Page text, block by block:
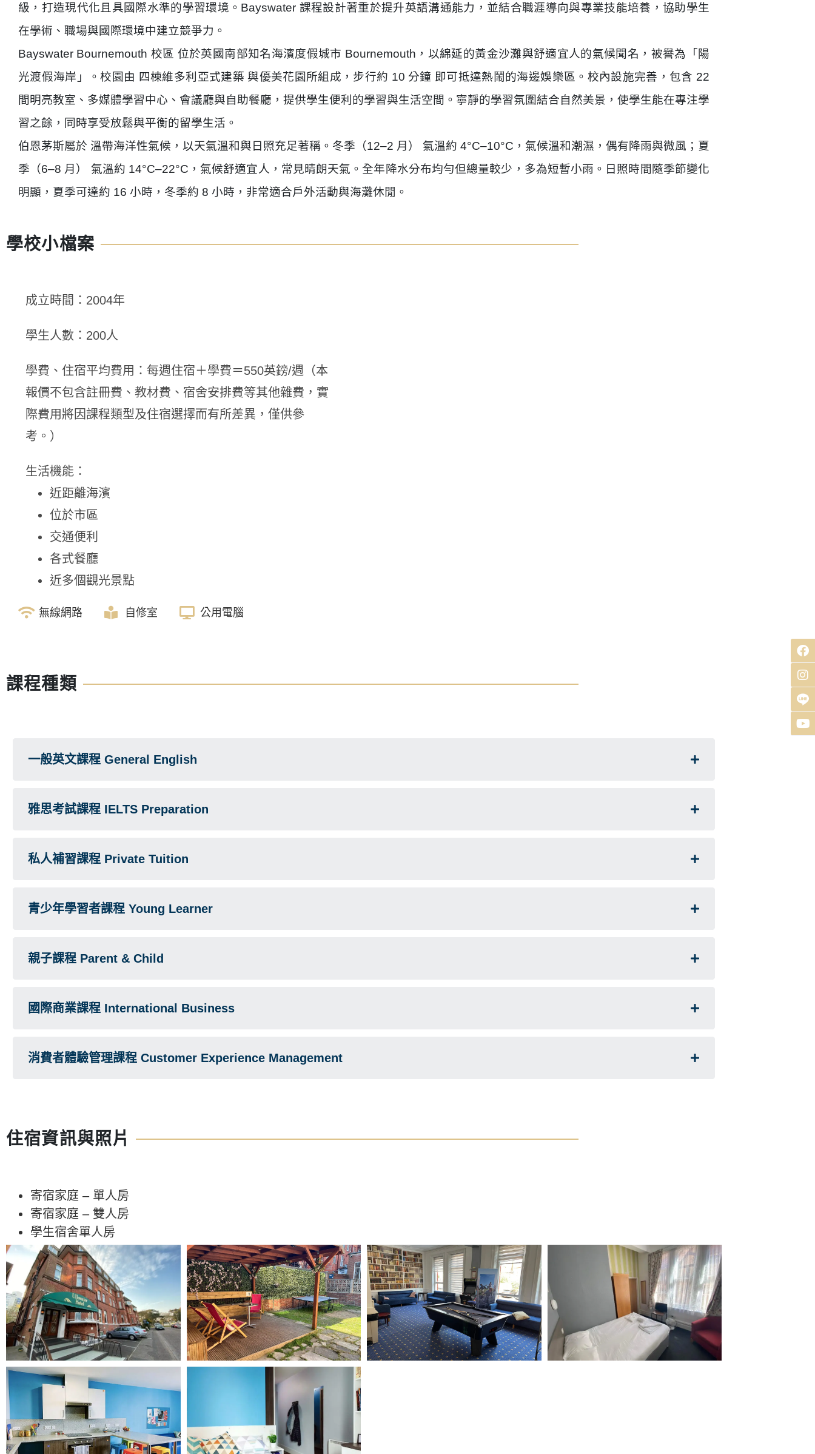
級，打造現代化且具國際水準的學習環境。Bayswater 課程設計著重於提升英語溝通能力，並結合職涯導向與專業技能培養，協助學生
在學術、職場與國際環境中建立競爭力。
Bayswater Bournemouth 校區 位於英國南部知名海濱度假城市 Bournemouth ，以綿延的黃金沙灘與舒適宜人的氣候聞名，被譽為「陽
光渡假海岸」。校園由 四棟維多利亞式建築 與優美花園所組成，步行約 10 分鐘 即可抵達熱鬧的海邊娛樂區。校內設施完善，包含 22
間明亮教室、多媒體學習中心、會議廳與自助餐廳，提供學生便利的學習與生活空間。寧靜的學習氛圍結合自然美景，使學生能在專注學
習之餘，同時享受放鬆與平衡的留學生活。
伯恩茅斯屬於 溫帶海洋性氣候，以天氣溫和與日照充足著稱。冬季（12–2 月） 氣溫約 4°C–10°C，氣候溫和潮濕，偶有降雨與微風；夏
季（6–8 月） 氣溫約 14°C–22°C，氣候舒適宜人，常見晴朗天氣。全年降水分布均勻但總量較少，多為短暫小雨。日照時間隨季節變化
明顯，夏季可達約 16 小時，冬季約 8 小時，非常適合戶外活動與海灘休閒。
學校小檔案
成立時間：2004年
學生人數：200人
學費、住宿平均費用：每週住宿＋學費＝550英鎊/週（本
報價不包含註冊費、教材費、宿舍安排費等其他雜費，實
際費用將因課程類型及住宿選擇而有所差異，僅供參
考。）
生活機能：
近距離海濱
位於市區
交通便利
各式餐廳
近多個觀光景點
無線網路 自修室 公用電腦
課程種類
一般英文課程 General English
雅思考試課程 IELTS Preparation
私人補習課程 Private Tuition
青少年學習者課程 Young Learner
親子課程 Parent & Child
國際商業課程 International Business
消費者體驗管理課程 Customer Experience Management
住宿資訊與照片
寄宿家庭 – 單人房
寄宿家庭 – 雙人房
學生宿舍單人房